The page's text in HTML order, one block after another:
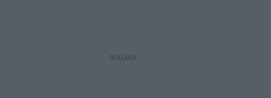
REKLAMA